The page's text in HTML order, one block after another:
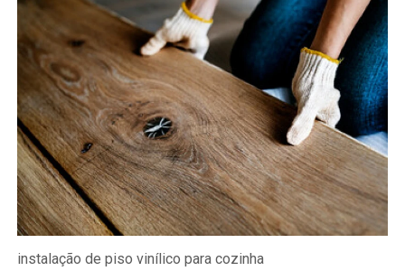
instalação de piso vinílico para cozinha